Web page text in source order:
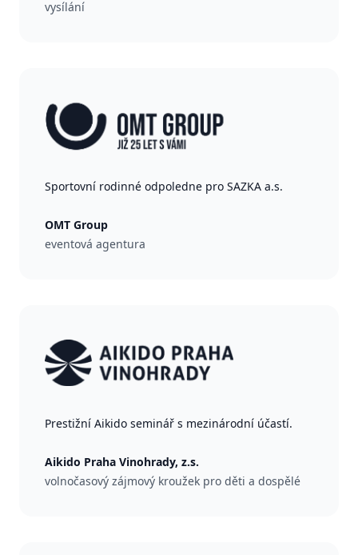
vysílání
Sportovní rodinné odpoledne pro SAZKA a.s.
OMT Group
eventová agentura
Prestižní Aikido seminář s mezinárodní účastí.
Aikido Praha Vinohrady, z.s.
volnočasový zájmový kroužek pro děti a dospělé